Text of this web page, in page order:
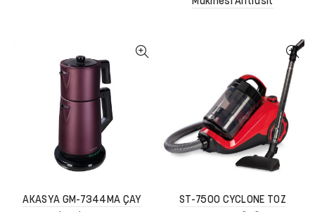
AKASYA GM-7344MA ÇAY
ST-7500 CYCLONE TOZ